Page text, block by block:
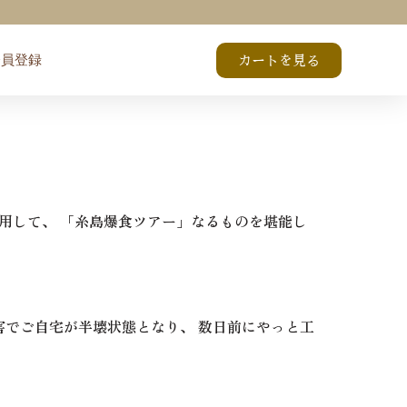
登録 カートを見る
て、 「糸島爆食ツアー」なるものを堪能し
ご自宅が半壊状態となり、 数日前にやっと工